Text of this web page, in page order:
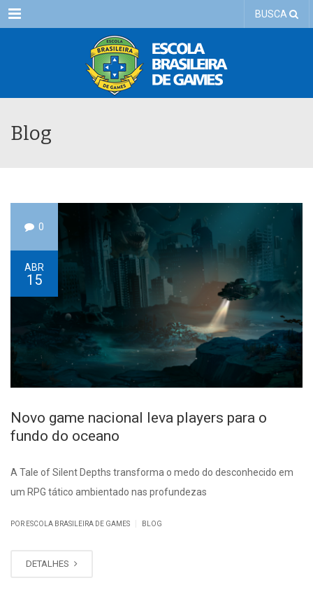
Menu BUSCA
Blog
0
ABR
15
Novo game nacional leva players para o
fundo do oceano
A Tale of Silent Depths transforma o medo do desconhecido em
um RPG tático ambientado nas profundezas
POR ESCOLA BRASILEIRA DE GAMES BLOG
DETALHES